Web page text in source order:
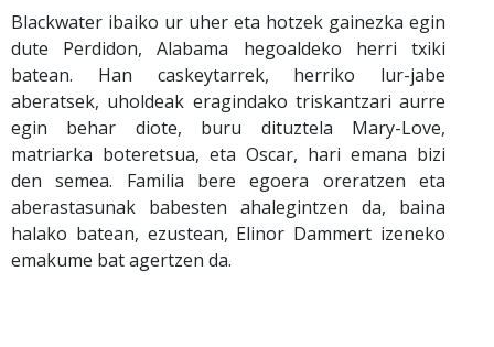
Blackwater ibaiko ur uher eta hotzek gainezka egin
dute Perdidon, Alabama hegoaldeko herri txiki
batean. Han caskeytarrek, herriko lur-jabe
aberatsek, uholdeak eragindako triskantzari aurre
egin behar diote, buru dituztela Mary-Love,
matriarka boteretsua, eta Oscar, hari emana bizi
den semea. Familia bere egoera oreratzen eta
aberastasunak babesten ahalegintzen da, baina
halako batean, ezustean, Elinor Dammert izeneko
emakume bat agertzen da.